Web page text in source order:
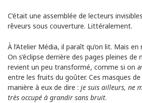
C’était une assemblée de lecteurs
rêveurs sous couverture. Littéralement.
À l’Atelier Média, il paraît qu’on lit. Mais
On s’éclipse derrière des pages pleines
revient un peu transformé, comme si on
entre les fruits du goûter. Ces masques de
manière à eux de dire : je suis ailleurs, ne
très occupé à grandir sans bruit.